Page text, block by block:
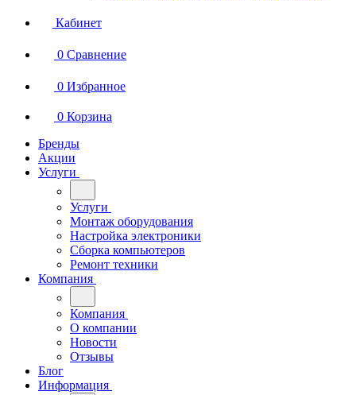
Кабинет
0 Сравнение
0 Избранное
0 Корзина
Бренды
Акции
Услуги
Услуги
Монтаж оборудования
Настройка электроники
Сборка компьютеров
Ремонт техники
Компания
Компания
О компании
Новости
Отзывы
Блог
Информация